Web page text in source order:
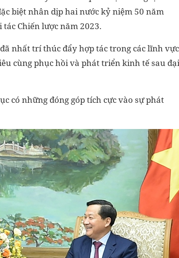
biệt nhân dịp hai nước kỷ niệm 50 năm
Chiến lược năm 2023.
nhất trí thúc đẩy hợp tác trong các lĩnh vực
cùng phục hồi và phát triển kinh tế sau đại
có những đóng góp tích cực vào sự phát